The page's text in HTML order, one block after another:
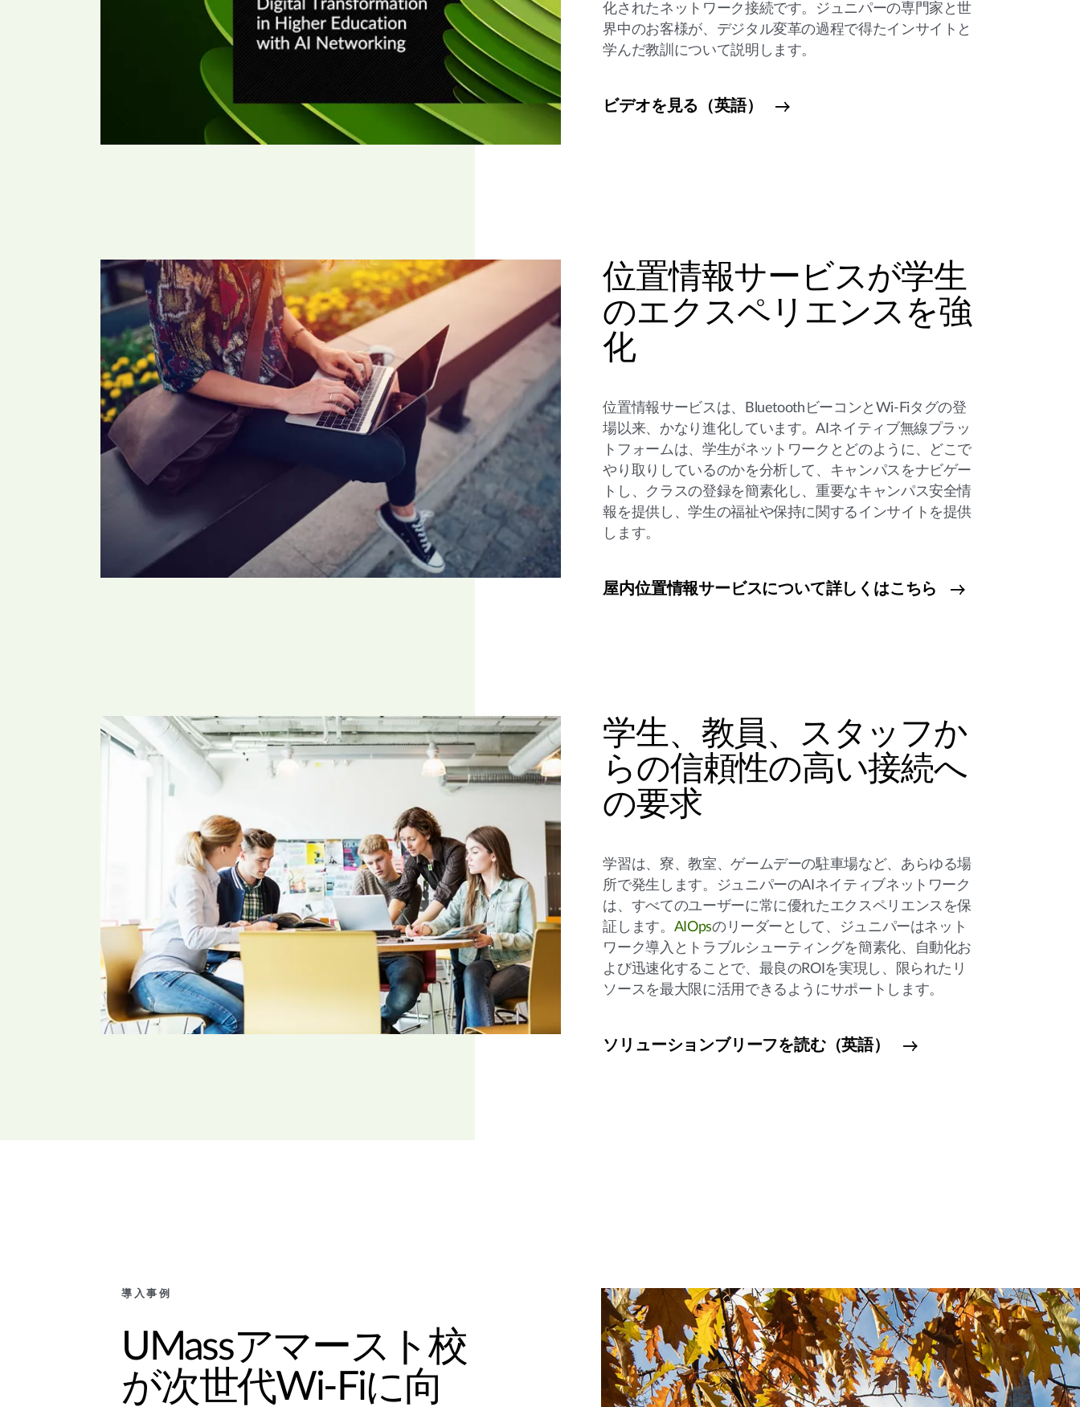
化されたネットワーク接続です。ジュニパーの専門家と世
界中のお客様が、デジタル変革の過程で得たインサイトと
学んだ教訓について説明します。
ビデオを見る（英語）
位置情報サービスが学生
のエクスペリエンスを強
化
位置情報サービスは、BluetoothビーコンとWi-Fiタグの登
場以来、かなり進化しています。AIネイティブ無線プラッ
トフォームは、学生がネットワークとどのように、どこで
やり取りしているのかを分析して、キャンパスをナビゲー
トし、クラスの登録を簡素化し、重要なキャンパス安全情
報を提供し、学生の福祉や保持に関するインサイトを提供
します。
屋内位置情報サービスについて詳しくはこちら
学生、教員、スタッフか
らの信頼性の高い接続へ
の要求
学習は、寮、教室、ゲームデーの駐車場など、あらゆる場
所で発生します。ジュニパーのAIネイティブネットワーク
は、すべてのユーザーに常に優れたエクスペリエンスを保
証します。 AIOpsのリーダーとして、ジュニパーはネット
ワーク導入とトラブルシューティングを簡素化、自動化お
よび迅速化することで、最良のROIを実現し、限られたリ
ソースを最大限に活用できるようにサポートします。
ソリューションブリーフを読む（英語）
導入事例
UMassアマースト校
が次世代Wi-Fiに向